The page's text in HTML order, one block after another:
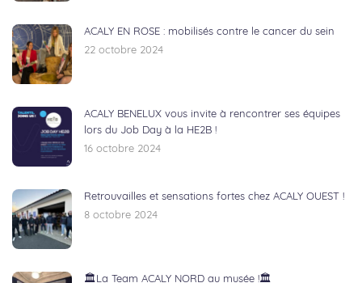
ACALY EN ROSE : mobilisés contre le cancer du sein
22 octobre 2024
ACALY BENELUX vous invite à rencontrer ses équipes
lors du Job Day à la HE2B !
16 octobre 2024
Retrouvailles et sensations fortes chez ACALY OUEST !
8 octobre 2024
🏛️La Team ACALY NORD au musée !🏛️